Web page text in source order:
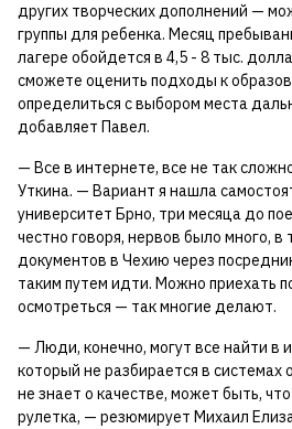
других творческих дополнений —
группы для ребенка. Месяц
лагере обойдется в 4,5 - 8 тыс.
сможете оценить подходы к
определиться с выбором места
добавляет Павел.
— Все в интернете, все не так
Уткина. — Вариант я нашла
университет Брно, три месяца до
честно говоря, нервов было много, в
документов в Чехию через
таким путем идти. Можно приехать
осмотреться — так многие делают.
— Люди, конечно, могут все найти в
который не разбирается в системах
не знает о качестве, может быть,
рулетка, — резюмирует Михаил